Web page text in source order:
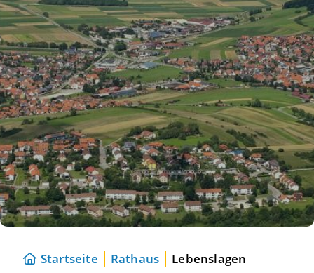
Startseite Rathaus Lebenslagen